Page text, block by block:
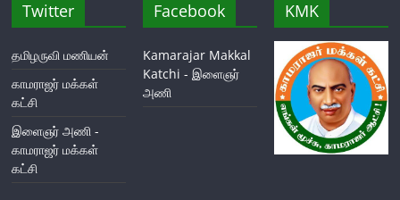
Twitter
தமிழருவி மணியன்
காமராஜர் மக்கள்
கட்சி
இளைஞர் அணி -
காமராஜர் மக்கள்
கட்சி
Facebook
Kamarajar Makkal
Katchi - இளைஞர்
அணி
KMK